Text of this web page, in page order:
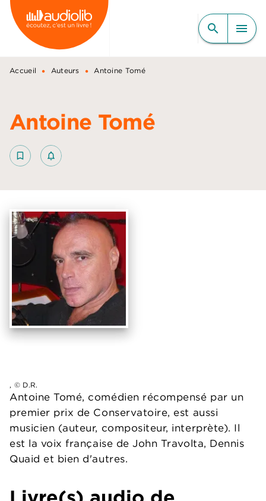
MENU RECHERCHE
CONTENU
PIED DE PAGE
search menu
Accueil • Auteurs • Antoine Tomé
Antoine Tomé
bookmark_border notifications_none_outlined
Antoine Tomé, comédien récompensé par un
premier prix de Conservatoire, est aussi
musicien (auteur, compositeur, interprète). Il
est la voix française de John Travolta, Dennis
Quaid et bien d'autres.
, © D.R.